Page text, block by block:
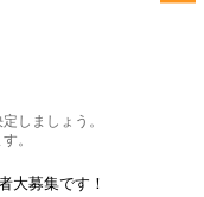
しましょう。
。
大募集です！